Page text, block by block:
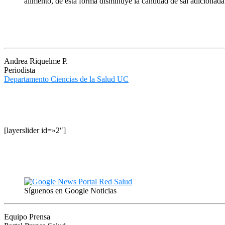
Andrea Riquelme P.
Periodista
Departamento Ciencias de la Salud UC
[layerslider id=»2″]
Síguenos en Google Noticias
Equipo Prensa